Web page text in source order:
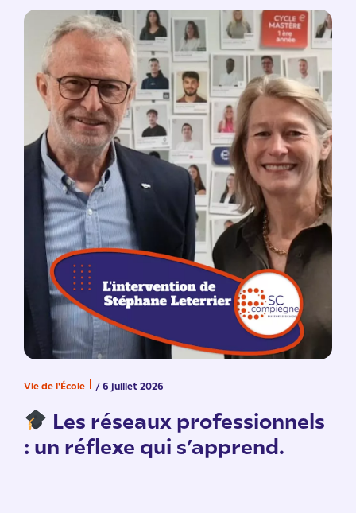
Vie de l'École / 6 juillet 2026
Les réseaux professionnels
: un réflexe qui s’apprend.